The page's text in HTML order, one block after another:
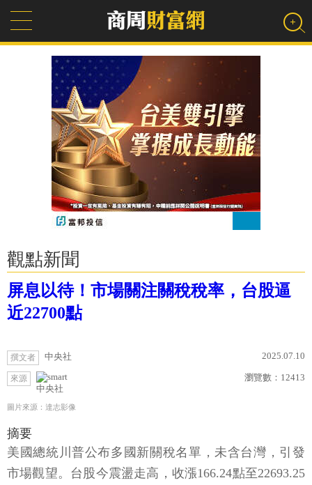
觀點新聞
屏息以待！市場關注關稅稅率，台股逼
近22700點
撰文者 中央社 2025.07.10
來源
中央社
瀏覽數： 12413
圖片來源：達志影像
摘要
美國總統川普公布多國新關稅名單，未含台灣，引發
市場觀望。台股今震盪走高，收漲166.24點至22693.25